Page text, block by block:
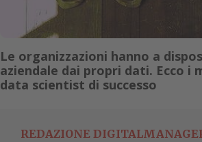
Le organizzazioni hanno a
aziendale dai propri dati. Ecco
data scientist di successo
REDAZIONE